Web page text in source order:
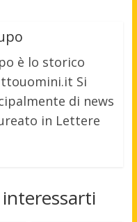
è lo storico
Si
di news
in Lettere